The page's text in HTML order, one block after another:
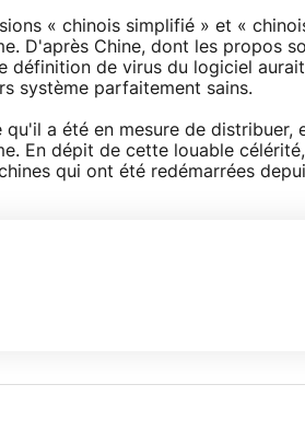
« chinois simplifié » et «
D'après Chine, dont les propos
définition de virus du logiciel
système parfaitement sains.
a été en mesure de distribuer,
En dépit de cette louable
qui ont été redémarrées